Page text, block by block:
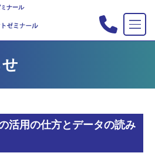
ナール
活用の仕方とデータの読み